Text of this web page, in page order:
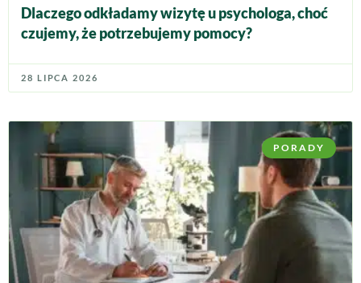
Dlaczego odkładamy wizytę u psychologa, choć
czujemy, że potrzebujemy pomocy?
28 LIPCA 2026
PORADY